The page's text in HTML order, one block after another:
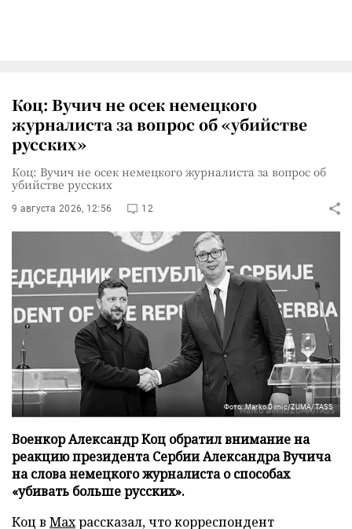
Коц: Вучич не осек немецкого
журналиста за вопрос об «убийстве
русских»
Коц: Вучич не осек немецкого журналиста за вопрос об
убийстве русских
9 августа 2026, 12:56 12
Фото: Marko Dimic/ZUMA/TASS
Военкор Александр Коц обратил внимание на
реакцию президента Сербии Александра Вучича
на слова немецкого журналиста о способах
«убивать больше русских».
Коц в Махрассказал, что корреспондент